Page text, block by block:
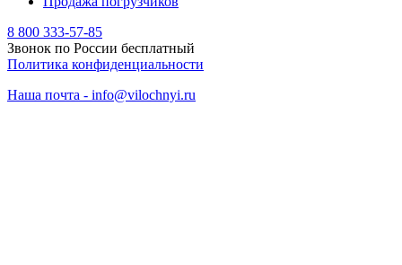
8 800 333-57-85
Звонок по России бесплатный
Политика конфиденциальности
Наша почта - info@vilochnyi.ru